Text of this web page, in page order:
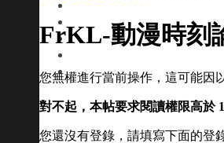
FrKL-動漫時刻
您無權進行當前操作，這可能因
對不起，本帖要求閱讀權限高於
您還沒有登錄，請填寫下面的登